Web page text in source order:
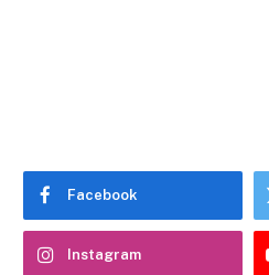
Facebook
Instagram